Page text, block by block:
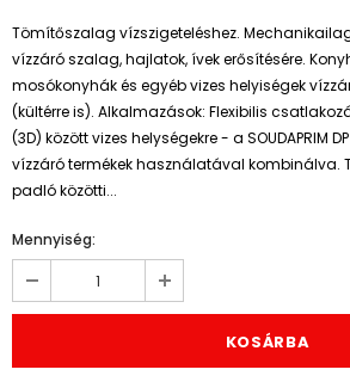
Tömítőszalag vízszigeteléshez.
vízzáró szalag, hajlatok, ívek erősítésére.
mosókonyhák és egyéb vizes helyiségek
(kültérre is). Alkalmazások: Flexibilis
(3D) között vizes helységekre - a SOUDAPRIM DP
vízzáró termékek használatával kombinálva.
padló közötti...
Mennyiség: